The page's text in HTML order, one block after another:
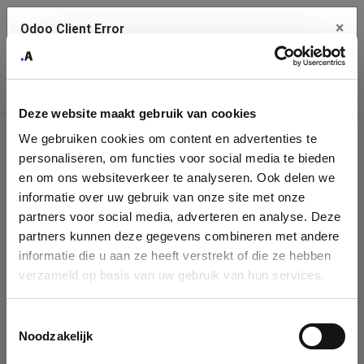
Deze website maakt gebruik van cookies
We gebruiken cookies om content en advertenties te
personaliseren, om functies voor social media te bieden
en om ons websiteverkeer te analyseren. Ook delen we
informatie over uw gebruik van onze site met onze
partners voor social media, adverteren en analyse. Deze
partners kunnen deze gegevens combineren met andere
informatie die u aan ze heeft verstrekt of die ze hebben
verzameld op basis van uw gebruik van hun services.
Noodzakelijk
Company
Identification
Please fill in your company details
You can search a company in our database by name, VAT or
enterprise ID. When a company is selected it will auto-complete the
form. If you don't find your company in our database, you can create
Odoo Client Error ×
service.
See details
Ok